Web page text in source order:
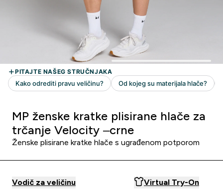
MP ženske kratke plisirane hlače za
trčanje Velocity –crne
Ženske plisirane kratke hlače s ugrađenom potporom
Vodič za veličinu Virtual Try-On